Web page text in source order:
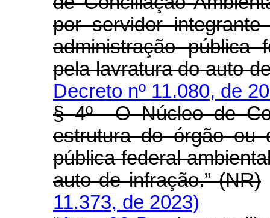
por servidor
administração pública
pela lavratura do auto
Decreto nº 11.080, de
§ 4º O Núcleo de
estrutura do órgão ou
pública federal
auto de infração.” (NR)
11.373, de 2023)